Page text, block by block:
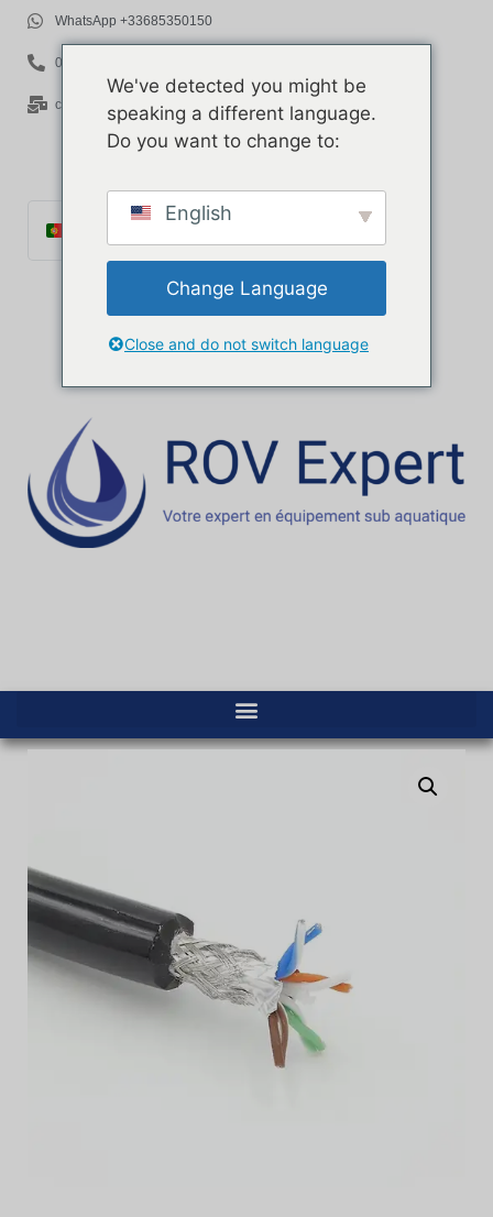
WhatsApp +33685350150
06 85 35 01 50
contact@rov-expert.com
Français
Español
Deutsch
Ελληνικά
We've detected you might be
speaking a different language.
Do you want to change to:
English
Change Language
Close and do not switch language